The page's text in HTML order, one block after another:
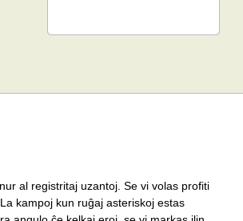
al registritaj uzantoj. Se vi volas profiti
kampoj kun ruĝaj asteriskoj estas